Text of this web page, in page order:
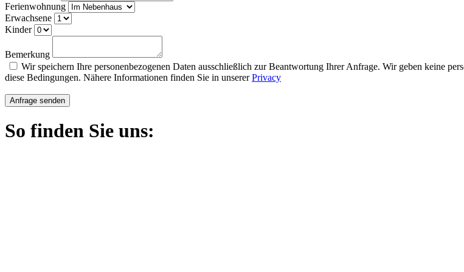
Ferienwohnung
Erwachsene
Kinder
Bemerkung
Wir speichern Ihre personenbezogenen Daten ausschließlich zur Beantwortung Ihrer Anfrage. Wir geben keine
diese Bedingungen. Nähere Informationen finden Sie in unsererPrivacy
So finden Sie uns: